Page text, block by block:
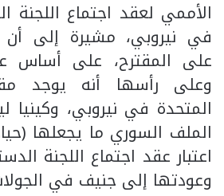
الأممي لعقد اجتماع اللجنة
في نيروبي، مشيرة إلى أن
على المقترح، على أساس
وعلى رأسها أنه يوجد
المتحدة في نيروبي،
الملف السوري ما يجعلها
اعتبار عقد اجتماع اللجنة
وعودتها إلى جنيف في